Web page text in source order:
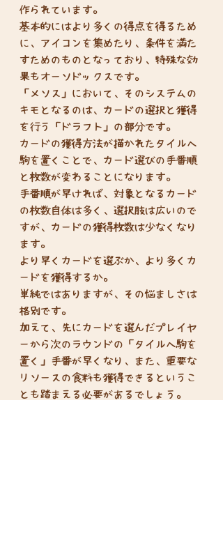
作られています。
基本的にはより多くの得点を得るため
に、アイコンを集めたり、条件を満た
すためのものとなっており、特殊な効
果もオーソドックスです。
「メソス」において、そのシステムの
キモとなるのは、カードの選択と獲得
を行う「ドラフト」の部分です。
カードの獲得方法が描かれたタイルへ
駒を置くことで、カード選びの手番順
と枚数が変わることになります。
手番順が早ければ、対象となるカード
の枚数自体は多く、選択肢は広いので
すが、カードの獲得枚数は少なくなり
ます。
より早くカードを選ぶか、より多くカ
ードを獲得するか。
単純ではありますが、その悩ましさは
格別です。
加えて、先にカードを選んだプレイヤ
ーから次のラウンドの「タイルへ駒を
置く」手番が早くなり、また、重要な
リソースの食料も獲得できるというこ
とも踏まえる必要があるでしょう。